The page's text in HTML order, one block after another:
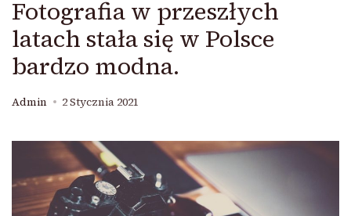
Fotografia w przeszłych
latach stała się w Polsce
bardzo modna.
Admin 2 Stycznia 2021